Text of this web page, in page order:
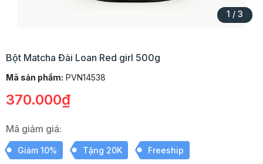
1 / 3
Bột Matcha Đài Loan Red girl 500g
Mã sản phẩm: PVN14538
370.000₫
Mã giảm giá:
Giảm 10% Tặng 20K Freeship